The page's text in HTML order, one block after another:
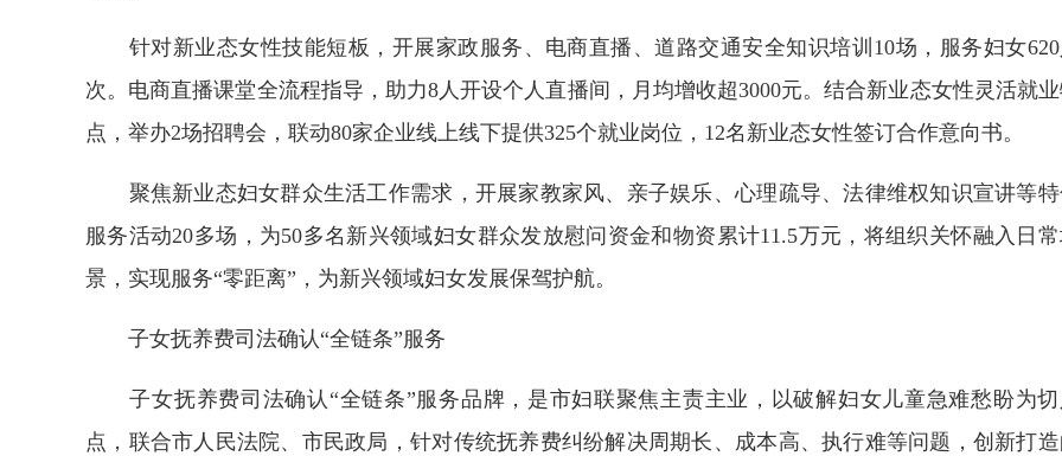
针对新业态女性技能短板，开展家政服务、电商直播、道路交通安全知识培训10场，服务妇女620
次。电商直播课堂全流程指导，助力8人开设个人直播间，月均增收超3000元。结合新业态女性灵活就
点，举办2场招聘会，联动80家企业线上线下提供325个就业岗位，12名新业态女性签订合作意向书。
聚焦新业态妇女群众生活工作需求，开展家教家风、亲子娱乐、心理疏导、法律维权知识宣讲等
服务活动20多场，为50多名新兴领域妇女群众发放慰问资金和物资累计11.5万元，将组织关怀融入日
景，实现服务“零距离”，为新兴领域妇女发展保驾护航。
子女抚养费司法确认“全链条”服务
子女抚养费司法确认“全链条”服务品牌，是市妇联聚焦主责主业，以破解妇女儿童急难愁盼为切
点，联合市人民法院、市民政局，针对传统抚养费纠纷解决周期长、成本高、执行难等问题，创新打